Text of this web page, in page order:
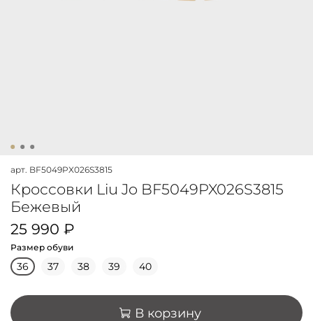
арт. BF5049PX026S3815
Кроссовки Liu Jo BF5049PX026S3815
Бежевый
25 990 ₽
Размер обуви
36 37 38 39 40
В корзину